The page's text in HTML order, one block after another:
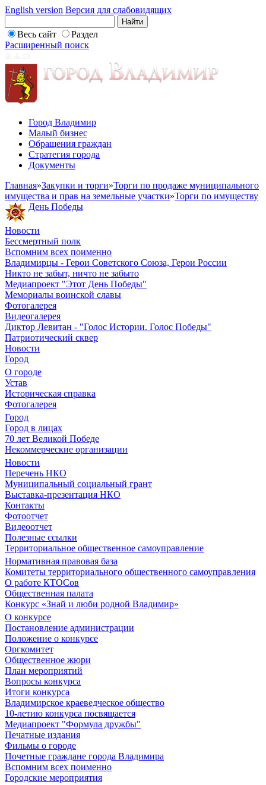
English version Версия для слабовидящих
Весь сайт
Раздел
Расширенный поиск
Город Владимир
Малый бизнес
Обращения граждан
Стратегия города
Документы
Главная»Закупки и торги»Торги по продаже муниципального
имущества и прав на земельные участки»Торги по имуществу
День Победы
Новости
Бессмертный полк
Вспомним всех поименно
Владимирцы - Герои Советского Союза, Герои России
Никто не забыт, ничто не забыто
Медиапроект "Этот День Победы"
Мемориалы воинской славы
Фотогалерея
Видеогалерея
Диктор Левитан - "Голос Истории. Голос Победы"
Патриотический сквер
Новости
Город
О городе
Устав
Историческая справка
Фотогалерея
Город
Город в лицах
70 лет Великой Победе
Некоммерческие организации
Новости
Перечень НКО
Муниципальный социальный грант
Выставка-презентация НКО
Контакты
Фотоотчет
Видеоотчет
Полезные ссылки
Территориальное общественное самоуправление
Нормативная правовая база
Комитеты территориального общественного самоуправления
О работе КТОСов
Общественная палата
Конкурс «Знай и люби родной Владимир»
О конкурсе
Постановление администрации
Положение о конкурсе
Оргкомитет
Общественное жюри
План мероприятий
Вопросы конкурса
Итоги конкурса
Владимирское краеведческое общество
10-летию конкурса посвящается
Медиапроект "Формула дружбы"
Печатные издания
Фильмы о городе
Почетные граждане города Владимира
Вспомним всех поименно
Городские мероприятия